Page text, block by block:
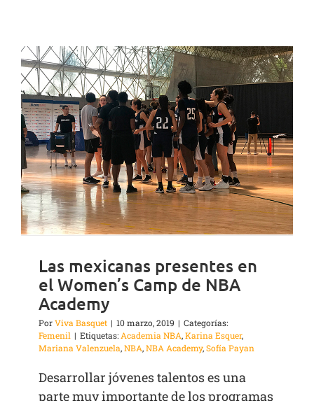
Las mexicanas presentes en
el Women’s Camp de NBA
Academy
PorViva Basquet | 10 marzo, 2019 | Categorías:
Femenil | Etiquetas:Academia NBA,Karina Esquer,
Mariana Valenzuela,NBA,NBA Academy,Sofía Payan
Desarrollar jóvenes talentos es una
parte muy importante de los programas